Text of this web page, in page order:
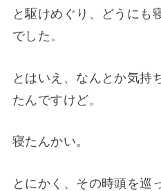
と駆けめぐり、どうにも
でした。
とはいえ、なんとか気持
たんですけど。
寝たんかい。
とにかく、その時頭を巡